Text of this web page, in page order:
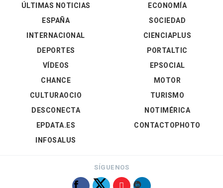
ÚLTIMAS NOTICIAS
ESPAÑA
INTERNACIONAL
DEPORTES
VÍDEOS
ECONOMÍA
SOCIEDAD
CIENCIAPLUS
PORTALTIC
EPSOCIAL
CHANCE
CULTURAOCIO
DESCONECTA
EPDATA.ES
INFOSALUS
MOTOR
TURISMO
NOTIMÉRICA
CONTACTOPHOTO
SÍGUENOS